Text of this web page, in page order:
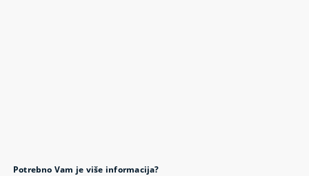
Potrebno Vam je više informacija?